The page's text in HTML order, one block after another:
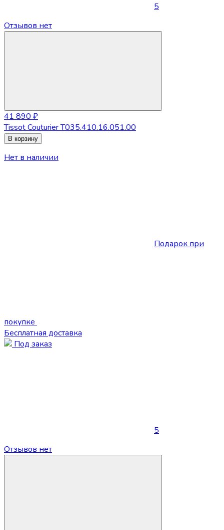
5
Отзывов нет
41 890 ₽
Tissot Couturier T035.410.16.051.00
В корзину
Нет в наличии
Подарок при
покупке
Бесплатная доставка
Под заказ
5
Отзывов нет